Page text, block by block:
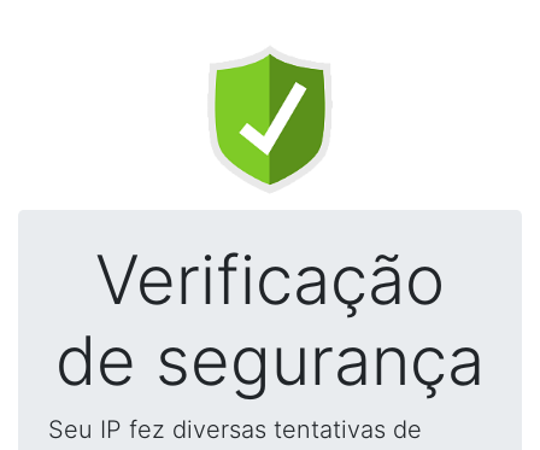
Verificação
de segurança
Seu IP fez diversas tentativas de